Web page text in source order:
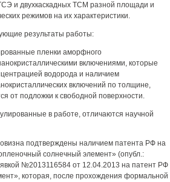
и двухкаскадных ТСМ разной площади и
режимов на их характеристики.
результаты работы:
пленки аморфного
включениями, которые
водорода и наличием
включений по толщине,
от подложки к свободной поверхности.
в работе, отличаются научной
подтверждены наличием патента РФ на
солнечный элемент» (опубл.:
№2013116584 от 12.04.2013 на патент РФ
которая, после прохождения формальной